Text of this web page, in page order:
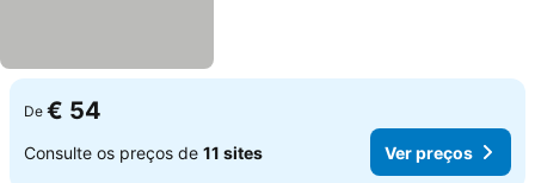
De € 54
Consulte os preços de 11 sites Ver preços